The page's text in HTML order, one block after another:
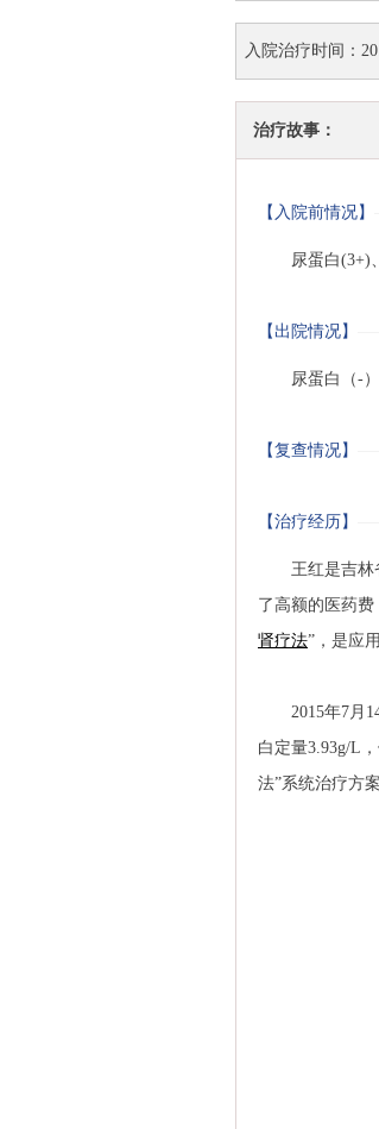
入院治疗时间：
治疗故事：
【入院前情况】
尿蛋白(3+)
【出院情况】
尿蛋白（-
【复查情况】
【治疗经历】
王红是吉林省
了高额的医药
肾疗法”，是应
2015年7月14
白定量3.93g/L
法”系统治疗方